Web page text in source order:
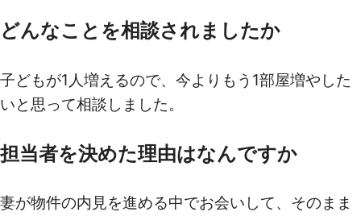
どんなことを相談されましたか
子どもが1人増えるので、今よりもう1部屋増やした
いと思って相談しました。
担当者を決めた理由はなんですか
妻が物件の内見を進める中でお会いして、そのまま